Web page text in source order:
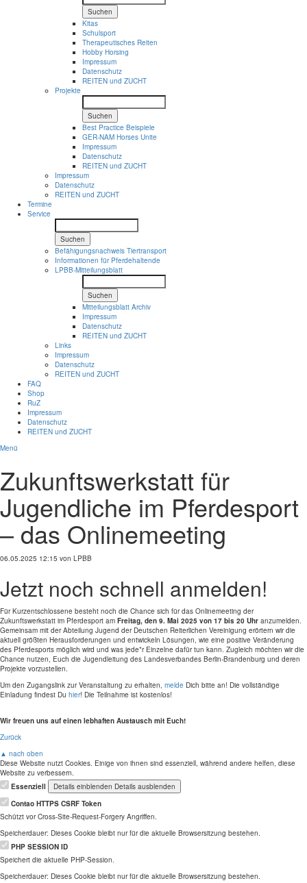
Suchen
Kitas
Schulsport
Therapeutisches Reiten
Hobby Horsing
Impressum
Datenschutz
REITEN und ZUCHT
Projekte
Suchen
Best Practice Beispiele
GER-NAM Horses Unite
Impressum
Datenschutz
REITEN und ZUCHT
Impressum
Datenschutz
REITEN und ZUCHT
Termine
Service
Suchen
Befähigungsnachweis Tiertransport
Informationen für Pferdehaltende
LPBB-Mitteilungsblatt
Suchen
Mitteilungsblatt Archiv
Impressum
Datenschutz
REITEN und ZUCHT
Links
Impressum
Datenschutz
REITEN und ZUCHT
FAQ
Shop
RuZ
Impressum
Datenschutz
REITEN und ZUCHT
Menü
Zukunftswerkstatt für
Jugendliche im Pferdesport
– das Onlinemeeting
06.05.2025 12:15 von LPBB
Jetzt noch schnell anmelden!
Für Kurzentschlossene besteht noch die Chance sich für das Onlinemeeting der
Zukunftswerkstatt im Pferdesport am Freitag, den 9. Mai 2025 von 17 bis 20 Uhr anzumelden.
Gemeinsam mit der Abteilung Jugend der Deutschen Reiterlichen Vereinigung erörtern wir die
aktuell größten Herausforderungen und entwickeln Lösungen, wie eine positive Veränderung
des Pferdesports möglich wird und was jede*r Einzelne dafür tun kann. Zugleich möchten wir die
Chance nutzen, Euch die Jugendleitung des Landesverbandes Berlin-Brandenburg und deren
Projekte vorzustellen.
Um den Zugangslink zur Veranstaltung zu erhalten, melde Dich bitte an! Die vollständige
Einladung findest Du hier! Die Teilnahme ist kostenlos!
Wir freuen uns auf einen lebhaften Austausch mit Euch!
Zurück
▲ nach oben
Diese Website nutzt Cookies. Einige von ihnen sind essenziell, während andere helfen, diese
Website zu verbessern.
Essenziell
Details einblenden Details ausblenden
Contao HTTPS CSRF Token
Schützt vor Cross-Site-Request-Forgery Angriffen.
Speicherdauer: Dieses Cookie bleibt nur für die aktuelle Browsersitzung bestehen.
PHP SESSION ID
Speichert die aktuelle PHP-Session.
Speicherdauer: Dieses Cookie bleibt nur für die aktuelle Browsersitzung bestehen.